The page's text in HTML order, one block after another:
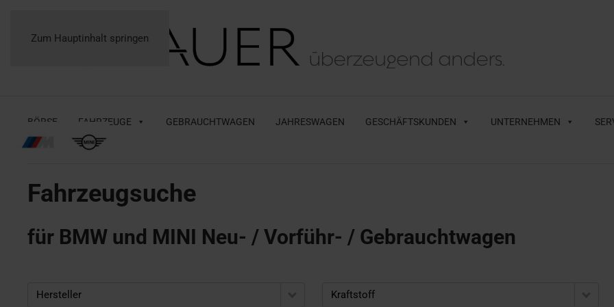
Zum Hauptinhalt springen
BÖRSE FAHRZEUGE GEBRAUCHTWAGEN JAHRESWAGEN GESCHÄFTSKUNDEN UNTERNEHMEN
Fahrzeugsuche
für BMW und MINI Neu- / Vorführ- / Gebrauchtwagen
Hersteller Kraftstoff